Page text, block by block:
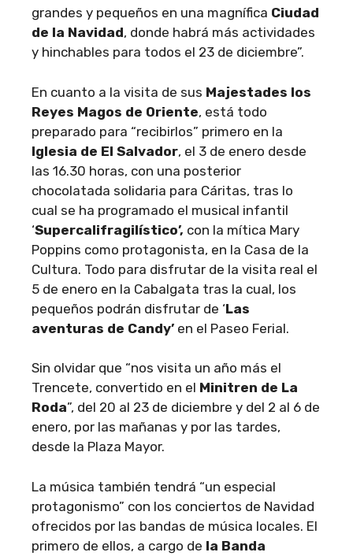
grandes y pequeños en una magnífica Ciudad
de la Navidad, donde habrá más actividades
y hinchables para todos el 23 de diciembre”.
En cuanto a la visita de sus Majestades los
Reyes Magos de Oriente, está todo
preparado para “recibirlos” primero en la
Iglesia de El Salvador, el 3 de enero desde
las 16.30 horas, con una posterior
chocolatada solidaria para Cáritas, tras lo
cual se ha programado el musical infantil
‘Supercalifragilístico’, con la mítica Mary
Poppins como protagonista, en la Casa de la
Cultura. Todo para disfrutar de la visita real el
5 de enero en la Cabalgata tras la cual, los
pequeños podrán disfrutar de ‘Las
aventuras de Candy’ en el Paseo Ferial.
Sin olvidar que “nos visita un año más el
Trencete, convertido en el Minitren de La
Roda”, del 20 al 23 de diciembre y del 2 al 6 de
enero, por las mañanas y por las tardes,
desde la Plaza Mayor.
La música también tendrá “un especial
protagonismo” con los conciertos de Navidad
ofrecidos por las bandas de música locales. El
primero de ellos, a cargo de la Banda